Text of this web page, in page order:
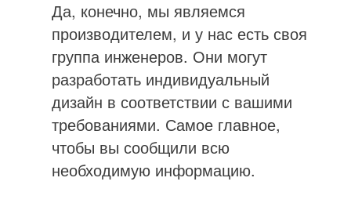
Да, конечно, мы являемся
производителем, и у нас есть своя
группа инженеров. Они могут
разработать индивидуальный
дизайн в соответствии с вашими
требованиями. Самое главное,
чтобы вы сообщили всю
необходимую информацию.